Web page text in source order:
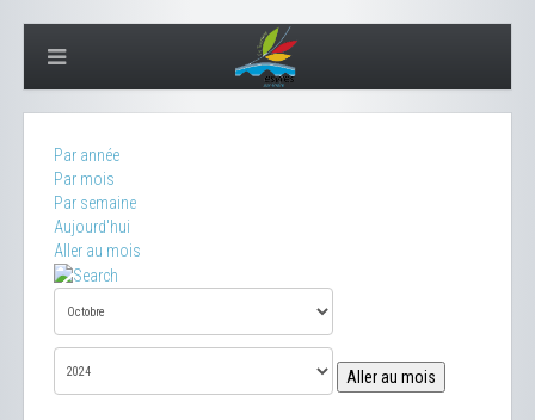
Par année
Par mois
Par semaine
Aujourd'hui
Aller au mois
Aller au mois